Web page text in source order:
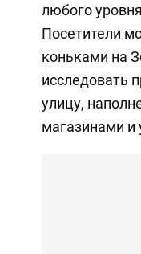
любого
Посетители
коньками на
исследовать
улицу,
магазинами